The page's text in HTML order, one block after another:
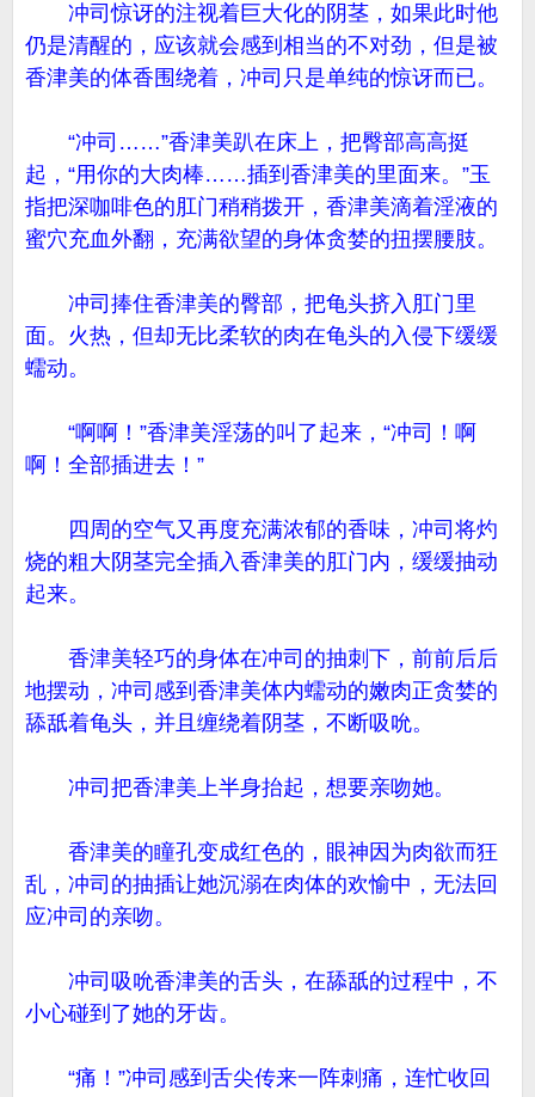
冲司惊讶的注视着巨大化的阴茎，如果此时他
仍是清醒的，应该就会感到相当的不对劲，但是被
香津美的体香围绕着，冲司只是单纯的惊讶而已。
“冲司……”香津美趴在床上，把臀部高高挺
起，“用你的大肉棒……插到香津美的里面来。”玉
指把深咖啡色的肛门稍稍拨开，香津美滴着淫液的
蜜穴充血外翻，充满欲望的身体贪婪的扭摆腰肢。
冲司捧住香津美的臀部，把龟头挤入肛门里
面。火热，但却无比柔软的肉在龟头的入侵下缓缓
蠕动。
“啊啊！”香津美淫荡的叫了起来，“冲司！啊
啊！全部插进去！”
四周的空气又再度充满浓郁的香味，冲司将灼
烧的粗大阴茎完全插入香津美的肛门内，缓缓抽动
起来。
香津美轻巧的身体在冲司的抽刺下，前前后后
地摆动，冲司感到香津美体内蠕动的嫩肉正贪婪的
舔舐着龟头，并且缠绕着阴茎，不断吸吮。
冲司把香津美上半身抬起，想要亲吻她。
香津美的瞳孔变成红色的，眼神因为肉欲而狂
乱，冲司的抽插让她沉溺在肉体的欢愉中，无法回
应冲司的亲吻。
冲司吸吮香津美的舌头，在舔舐的过程中，不
小心碰到了她的牙齿。
“痛！”冲司感到舌尖传来一阵刺痛，连忙收回